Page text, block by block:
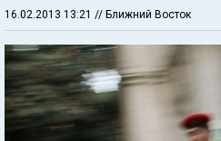
16.02.2013 13:21 // Ближний Восток